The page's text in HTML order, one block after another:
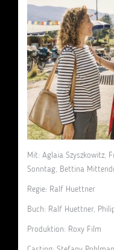
Mit: Aglaia Szyszkowitz,
Sonntag, Bettina
Regie: Ralf Huettner
Buch: Ralf Huettner,
Produktion: Roxy Film